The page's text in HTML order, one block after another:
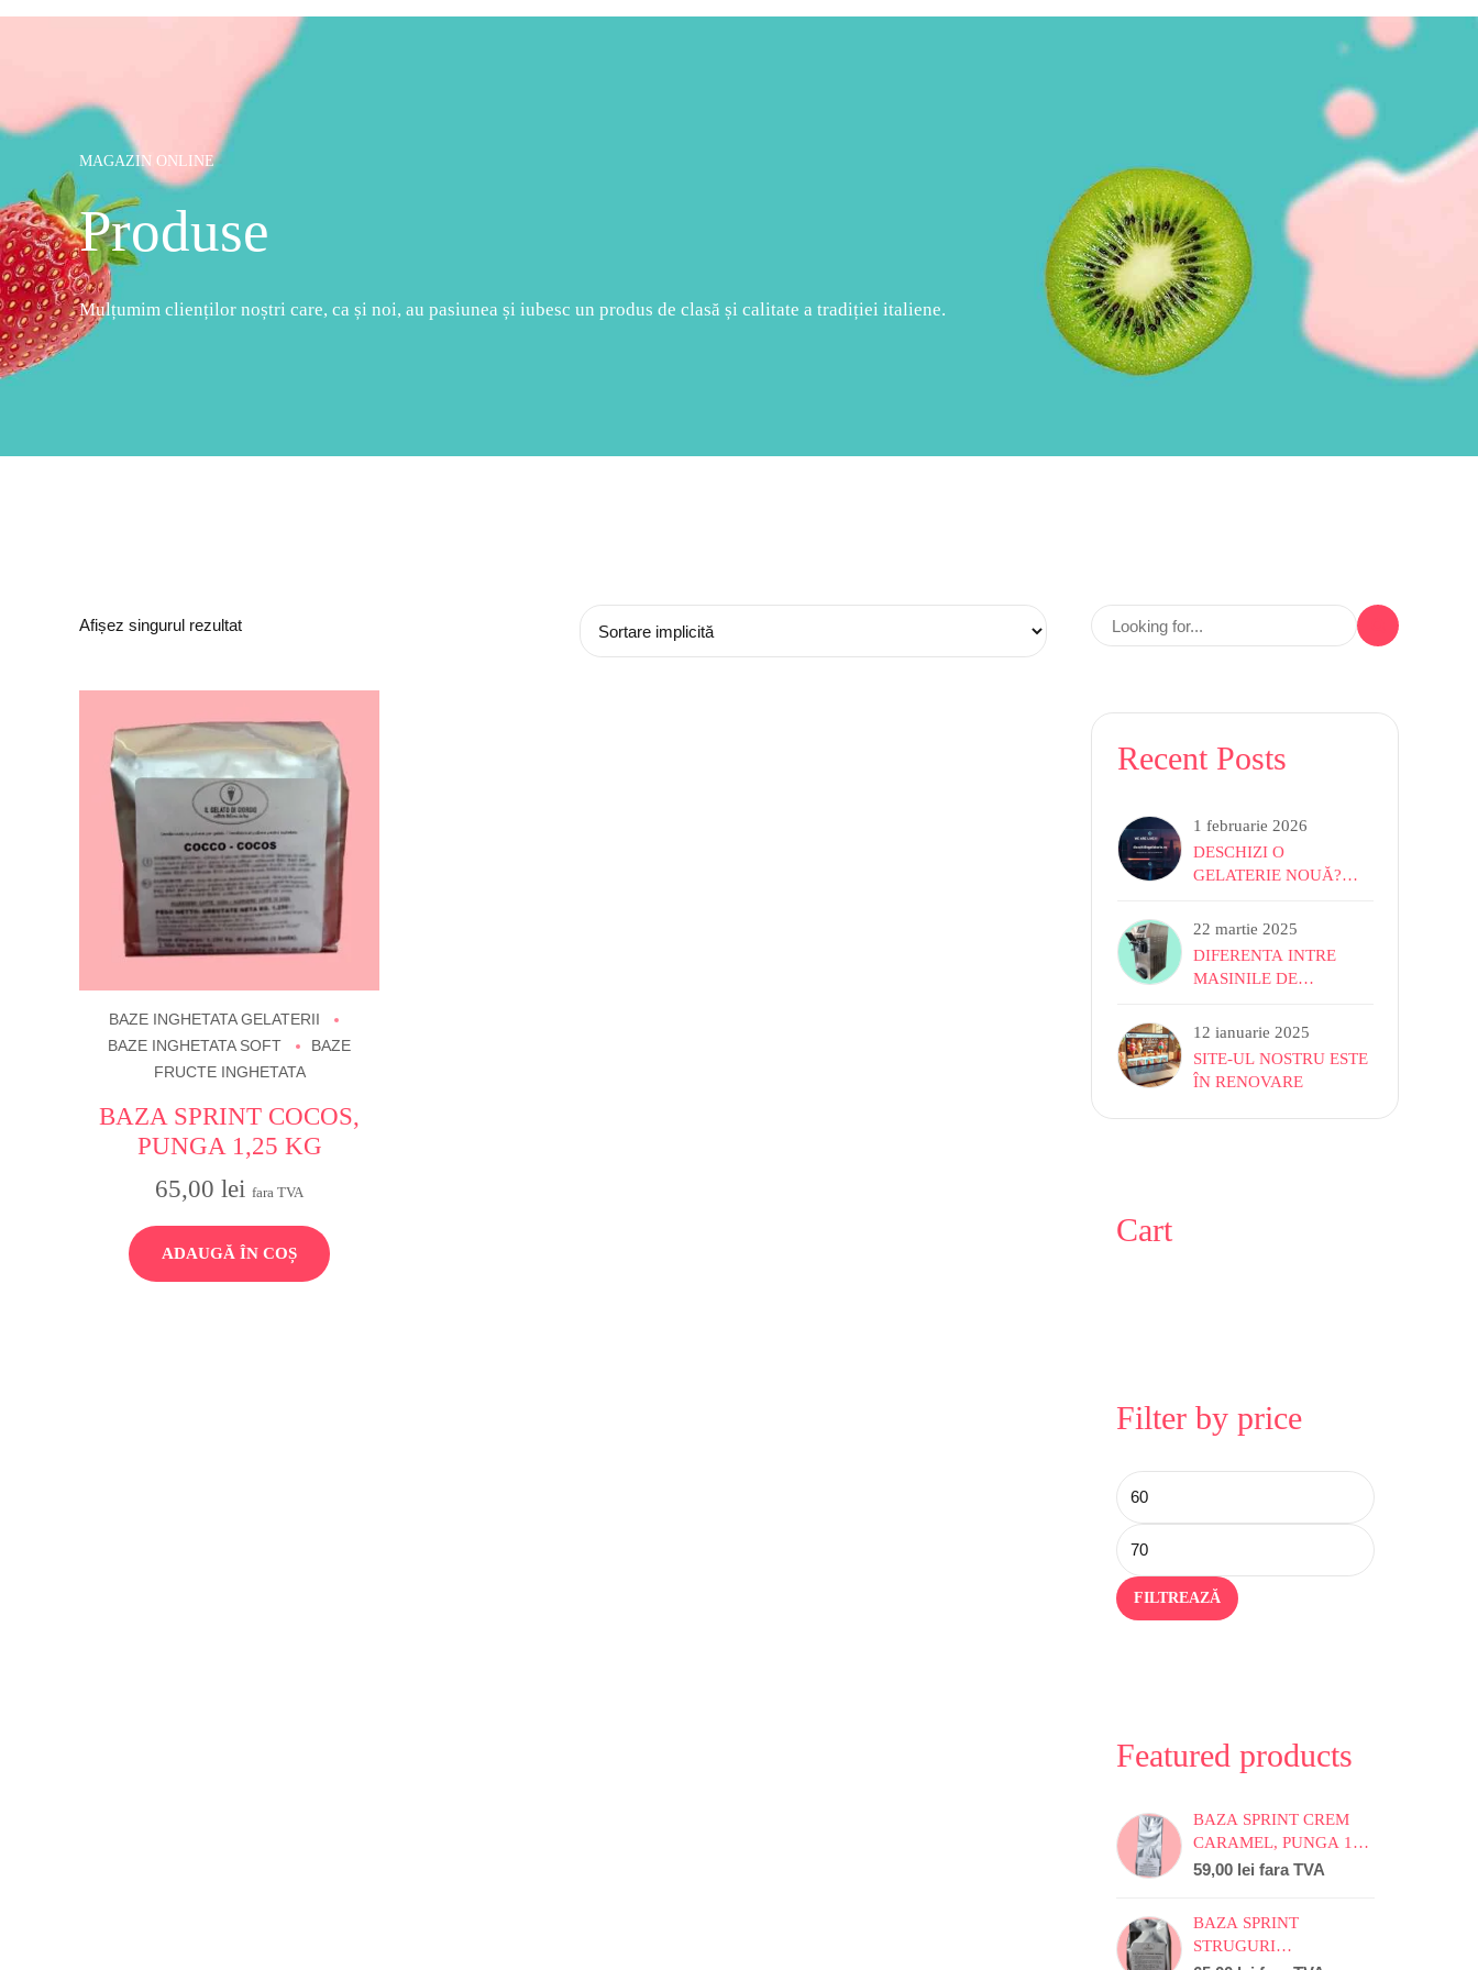
MAGAZIN ONLINE
Produse
Mulțumim clienților noștri care, ca și noi, au pasiunea și iubesc un produs de clasă și calitate a tradiției italiene.
Afișez singurul rezultat
BAZE INGHETATA GELATERII
BAZE INGHETATA SOFT
BAZE
FRUCTE INGHETATA
BAZA SPRINT COCOS,
PUNGA 1,25 KG
65,00lei fara TVA
ADAUGĂ ÎN COȘ
Recent Posts
1 februarie 2026
DESCHIZI O
GELATERIE NOUĂ?
LA ÎNCEPUT CU IL
22 martie 2025
DIFERENTA INTRE
MASINILE DE
12 ianuarie 2025
SITE-UL NOSTRU ESTE
ÎN RENOVARE
Cart
Filter by price
FILTREAZĂ
Featured products
BAZA SPRINT CREM
CARAMEL, PUNGA 1
KG
59,00 lei fara TVA
BAZA SPRINT
STRUGURI